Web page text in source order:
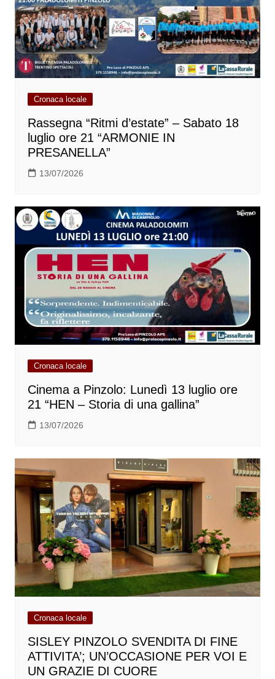
Cronaca locale
Rassegna “Ritmi d’estate” – Sabato 18
luglio ore 21 “ARMONIE IN
PRESANELLA”
13/07/2026
Cronaca locale
Cinema a Pinzolo: Lunedì 13 luglio ore
21 “HEN – Storia di una gallina”
13/07/2026
Cronaca locale
SISLEY PINZOLO SVENDITA DI FINE
ATTIVITA’; UN’OCCASIONE PER VOI E
UN GRAZIE DI CUORE